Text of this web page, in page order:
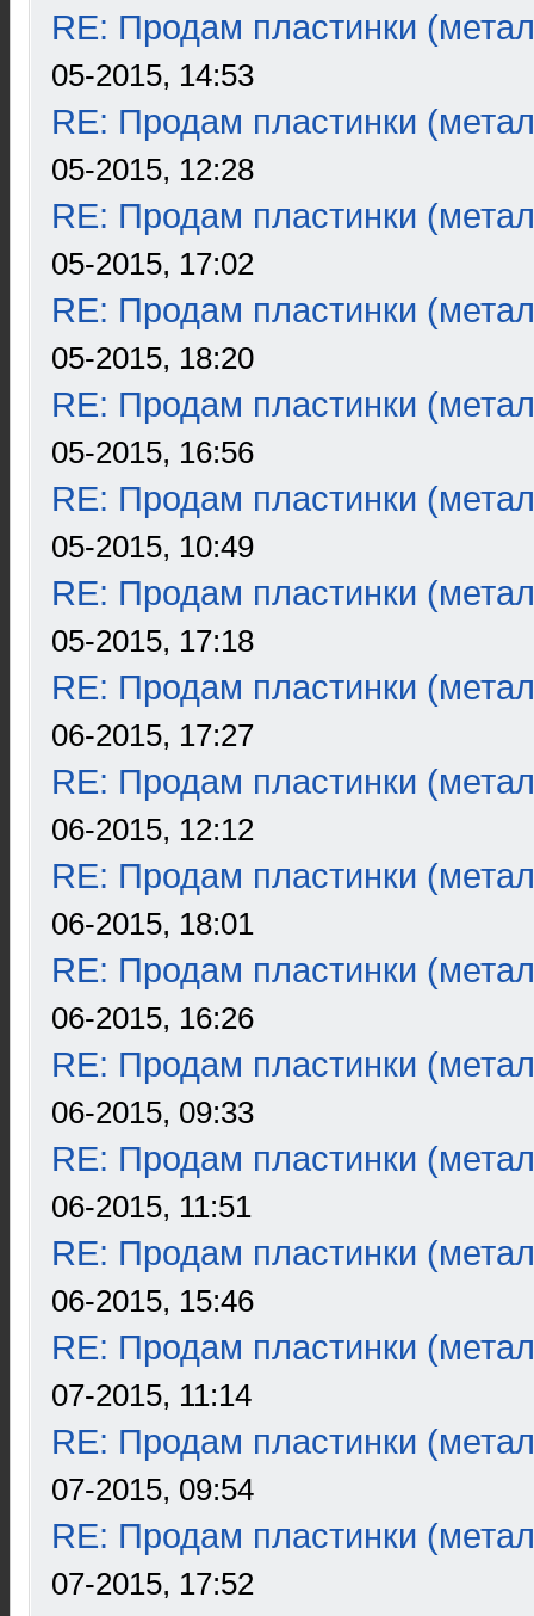
RE: Продам пластинки
05-2015, 14:53
RE: Продам пластинки
05-2015, 12:28
RE: Продам пластинки
05-2015, 17:02
RE: Продам пластинки
05-2015, 18:20
RE: Продам пластинки
05-2015, 16:56
RE: Продам пластинки
05-2015, 10:49
RE: Продам пластинки
05-2015, 17:18
RE: Продам пластинки
06-2015, 17:27
RE: Продам пластинки
06-2015, 12:12
RE: Продам пластинки
06-2015, 18:01
RE: Продам пластинки
06-2015, 16:26
RE: Продам пластинки
06-2015, 09:33
RE: Продам пластинки
06-2015, 11:51
RE: Продам пластинки
06-2015, 15:46
RE: Продам пластинки
07-2015, 11:14
RE: Продам пластинки
07-2015, 09:54
RE: Продам пластинки
07-2015, 17:52